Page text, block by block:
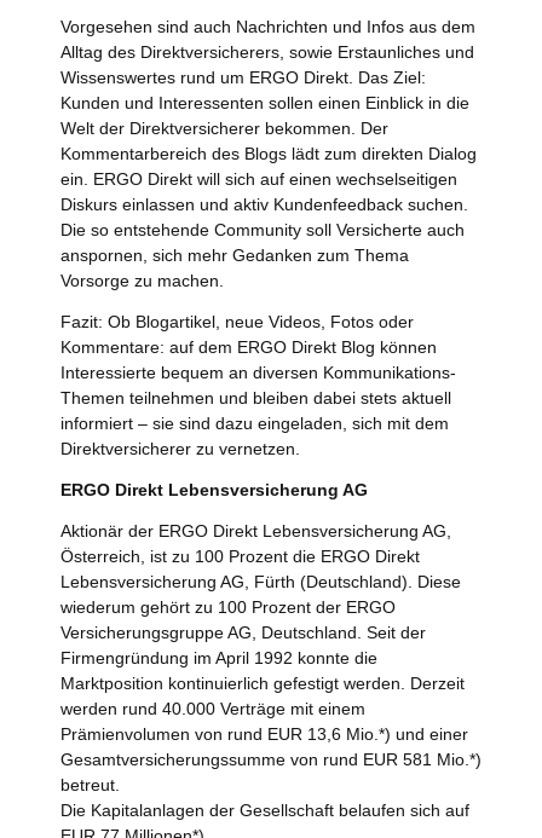
Vorgesehen sind auch Nachrichten und Infos aus dem
Alltag des Direktversicherers, sowie Erstaunliches und
Wissenswertes rund um ERGO Direkt. Das Ziel:
Kunden und Interessenten sollen einen Einblick in die
Welt der Direktversicherer bekommen. Der
Kommentarbereich des Blogs lädt zum direkten Dialog
ein. ERGO Direkt will sich auf einen wechselseitigen
Diskurs einlassen und aktiv Kundenfeedback suchen.
Die so entstehende Community soll Versicherte auch
anspornen, sich mehr Gedanken zum Thema
Vorsorge zu machen.
Fazit: Ob Blogartikel, neue Videos, Fotos oder
Kommentare: auf dem ERGO Direkt Blog können
Interessierte bequem an diversen Kommunikations-
Themen teilnehmen und bleiben dabei stets aktuell
informiert – sie sind dazu eingeladen, sich mit dem
Direktversicherer zu vernetzen.
ERGO Direkt Lebensversicherung AG
Aktionär der ERGO Direkt Lebensversicherung AG,
Österreich, ist zu 100 Prozent die ERGO Direkt
Lebensversicherung AG, Fürth (Deutschland). Diese
wiederum gehört zu 100 Prozent der ERGO
Versicherungsgruppe AG, Deutschland. Seit der
Firmengründung im April 1992 konnte die
Marktposition kontinuierlich gefestigt werden. Derzeit
werden rund 40.000 Verträge mit einem
Prämienvolumen von rund EUR 13,6 Mio.*) und einer
Gesamtversicherungssumme von rund EUR 581 Mio.*)
betreut.
Die Kapitalanlagen der Gesellschaft belaufen sich auf